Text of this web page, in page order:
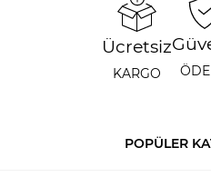
Ücretsiz
KARGO
POPÜLER